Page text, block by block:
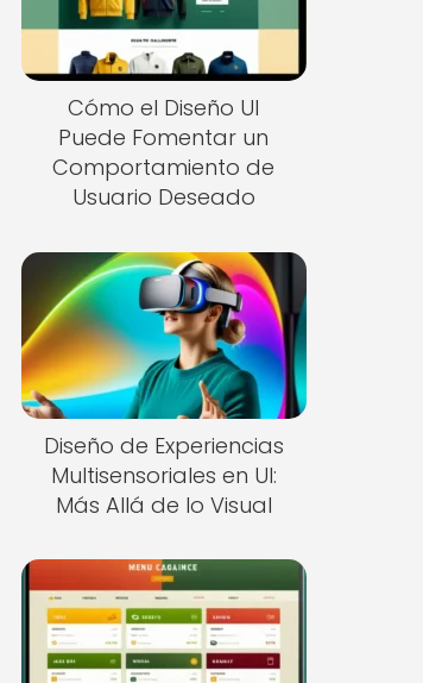
Cómo el Diseño UI
Puede Fomentar un
Comportamiento de
Usuario Deseado
Diseño de Experiencias
Multisensoriales en UI:
Más Allá de lo Visual